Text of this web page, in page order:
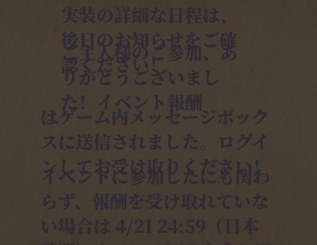
実装の詳細な日程は、
後日のお知らせをご確
認ください！
ご主人様のご参加、あ
りがとうございまし
た！イベント報酬
はゲーム内メッセージボック
スに送信されました。ログイ
ンしてお受け取りください！
イベントに参加したにも関わ
らず、報酬を受け取れていな
い場合は 4/21 24:59（日本